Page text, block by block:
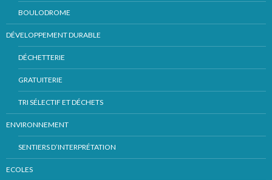
BOULODROME
DÉVELOPPEMENT DURABLE
DÉCHETTERIE
GRATUITERIE
TRI SÉLECTIF ET DÉCHETS
ENVIRONNEMENT
SENTIERS D’INTERPRÉTATION
ECOLES